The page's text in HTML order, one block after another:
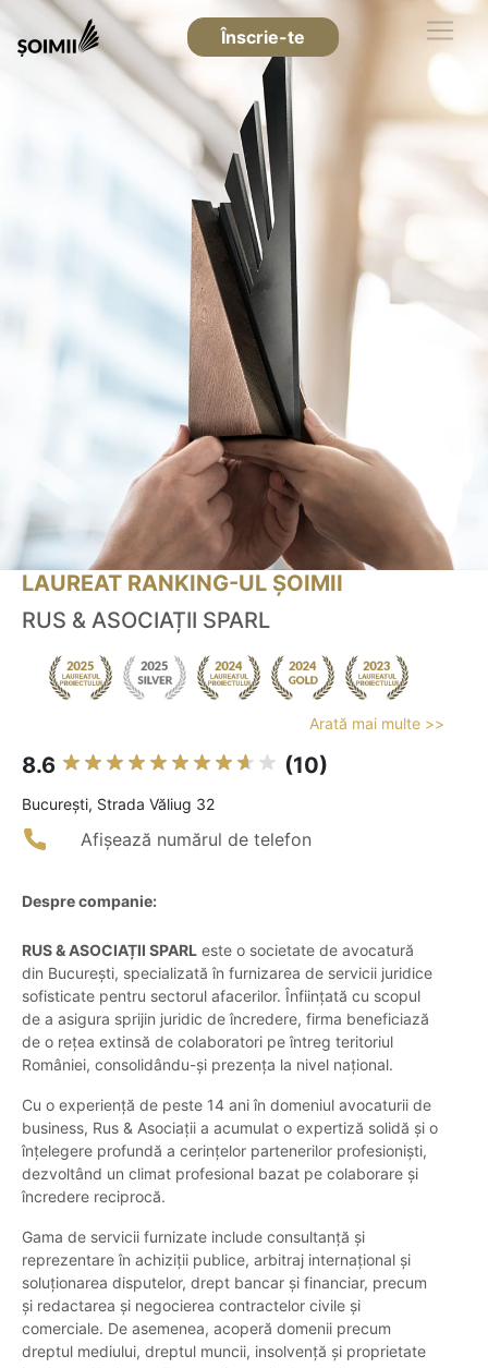
Înscrie-te
LAUREAT RANKING-UL ȘOIMII
RUS & ASOCIAȚII SPARL
Arată mai multe >>
8.6 (10)
Bucureşti, Strada Văliug 32
Afișează numărul de telefon
Despre companie:
RUS & ASOCIAȚII SPARL este o societate de avocatură
din București, specializată în furnizarea de servicii juridice
sofisticate pentru sectorul afacerilor. Înființată cu scopul
de a asigura sprijin juridic de încredere, firma beneficiază
de o rețea extinsă de colaboratori pe întreg teritoriul
României, consolidându-și prezența la nivel național.
Cu o experiență de peste 14 ani în domeniul avocaturii de
business, Rus & Asociații a acumulat o expertiză solidă și o
înțelegere profundă a cerințelor partenerilor profesioniști,
dezvoltând un climat profesional bazat pe colaborare și
încredere reciprocă.
Gama de servicii furnizate include consultanță și
reprezentare în achiziții publice, arbitraj internațional și
soluționarea disputelor, drept bancar și financiar, precum
și redactarea și negocierea contractelor civile și
comerciale. De asemenea, acoperă domenii precum
dreptul mediului, dreptul muncii, insolvență și proprietate